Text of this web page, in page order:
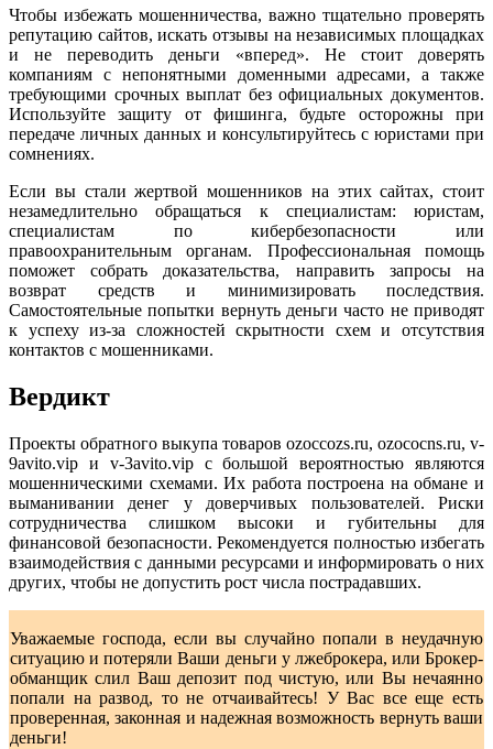
Чтобы избежать мошенничества, важно тщательно проверять
репутацию сайтов, искать отзывы на независимых площадках
и не переводить деньги «вперед». Не стоит доверять
компаниям с непонятными доменными адресами, а также
требующими срочных выплат без официальных документов.
Используйте защиту от фишинга, будьте осторожны при
передаче личных данных и консультируйтесь с юристами при
сомнениях.
Если вы стали жертвой мошенников на этих сайтах, стоит
незамедлительно обращаться к специалистам: юристам,
специалистам по кибербезопасности или
правоохранительным органам. Профессиональная помощь
поможет собрать доказательства, направить запросы на
возврат средств и минимизировать последствия.
Самостоятельные попытки вернуть деньги часто не приводят
к успеху из-за сложностей скрытности cхем и отсутствия
контактов с мошенниками.
Вердикт
Проекты обратного выкупа товаров ozoccozs.ru, ozococns.ru, v-
9avito.vip и v-3avito.vip с большой вероятностью являются
мошенническими схемами. Их работа построена на обмане и
выманивании денег у доверчивых пользователей. Риски
сотрудничества слишком высоки и губительны для
финансовой безопасности. Рекомендуется полностью избегать
взаимодействия с данными ресурсами и информировать о них
других, чтобы не допустить рост числа пострадавших.
Уважаемые господа, если вы случайно попали в неудачную
ситуацию и потеряли Ваши деньги у лжеброкера, или Брокер-
обманщик слил Ваш депозит под чистую, или Вы нечаянно
попали на развод, то не отчаивайтесь! У Вас все еще есть
проверенная, законная и надежная возможность вернуть ваши
деньги!